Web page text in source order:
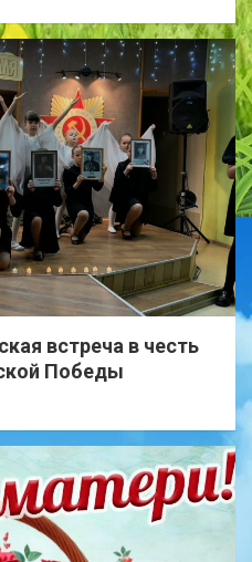
встреча в честь
Победы